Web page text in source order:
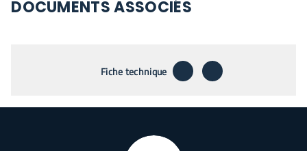
DOCUMENTS ASSOCIÉS
Fiche technique téléchargerenvoyer par